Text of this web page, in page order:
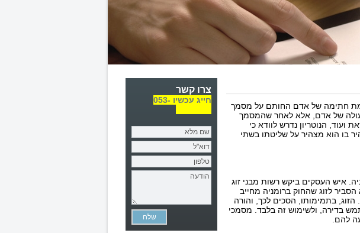
חתימה של אדם החותם על מסמך
של אדם, אלא לאחר שהמסמך
הנוטריון נדרש לוודא כי
בו הוא מצהיר על שליטתו בשתי
איש העסקים ביקש רשות מבני זוג
לזוג שהחוק ברומניה מחייב
הזוג, בתמימותו, הסכים לכך, והורה
בדירה, ולשימוש זה בלבד. מסמכי
להם.
צרו קשר
חייג עכשיו 053-